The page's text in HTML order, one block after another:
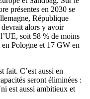
présentes en 2030 se
République
alors y avoir
soit 58 % de moins
Pologne et 17 GW en
fait. C’est aussi en
seront éliminées :
est aussi ambitieux et